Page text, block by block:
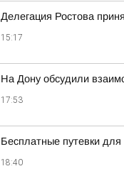
Делегация Ростова
15:17
На Дону обсудили
17:53
Бесплатные путевки
18:40